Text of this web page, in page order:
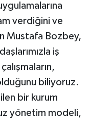
verdiğini ve
Mustafa Bozbey,
iş
biliyoruz.
bir kurum
yönetim modeli,